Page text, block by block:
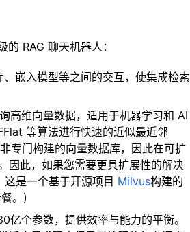
RAG 聊天机器人：
嵌入模型等之间的交互，使集成检索
高维向量数据，适用于机器学习和 AI
等算法进行快速的近似最近邻
专门构建的向量数据库，因此在可扩
因此，如果您需要更具扩展性的解决
这是一个基于开源项目 Milvus构建的
。)
个参数，提供效率与能力的平衡。